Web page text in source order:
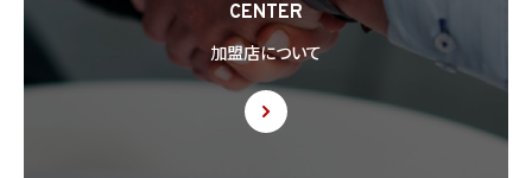
CENTER
加盟店について